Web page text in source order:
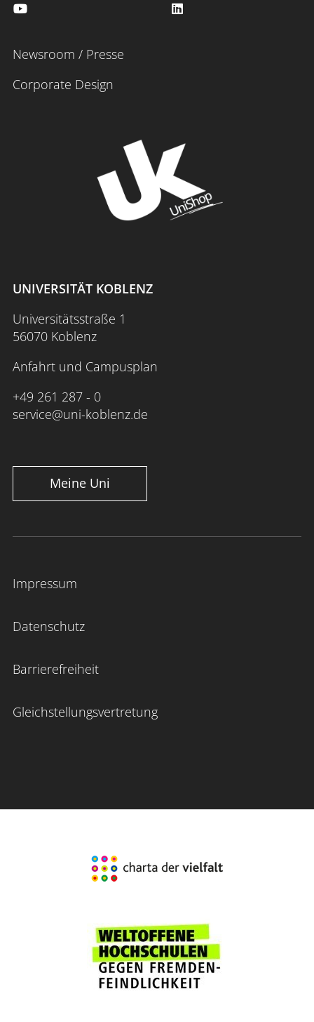
Newsroom / Presse
Corporate Design
UNIVERSITÄT KOBLENZ
Universitätsstraße 1
56070 Koblenz
Anfahrt und Campusplan
+49 261 287 - 0
service@uni-koblenz.de
Meine Uni
Impressum
Datenschutz
Barrierefreiheit
Gleichstellungsvertretung